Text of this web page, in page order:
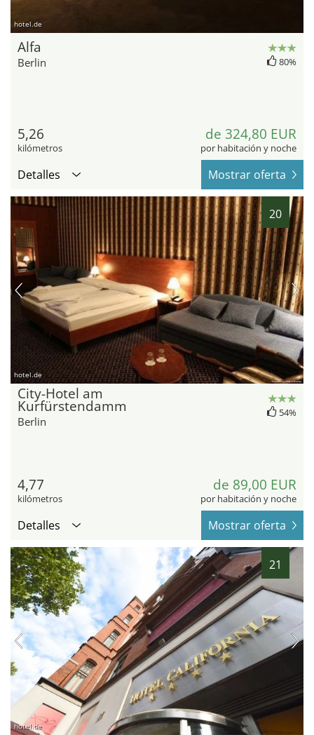
hotel.de
Alfa
Berlin 80%
5,26
kilómetros
de 324,80 EUR
por habitación y noche
Detalles Mostrar oferta
20
hotel.de
City-Hotel am
Kurfürstendamm
Berlin
54%
4,77
kilómetros
de 89,00 EUR
por habitación y noche
Detalles Mostrar oferta
21
hotel.de